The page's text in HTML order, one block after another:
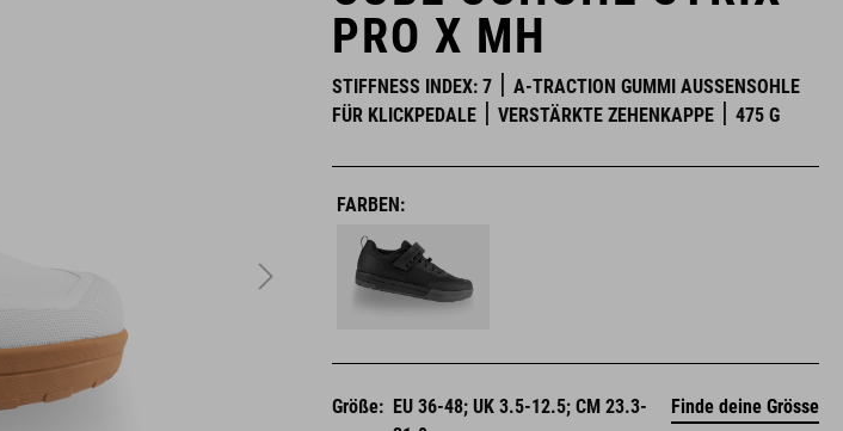
PRO X MH
STIFFNESS INDEX: 7
A-TRACTION GUMMI AUSSENSOHLE F
ÜR KLICKPEDALE
VERSTÄRKTE ZEHENKAPPE 475 G
FARBEN:
Größe: EU 36-48; UK 3.5-12.5; CM 23.3-
Finde deine Grösse